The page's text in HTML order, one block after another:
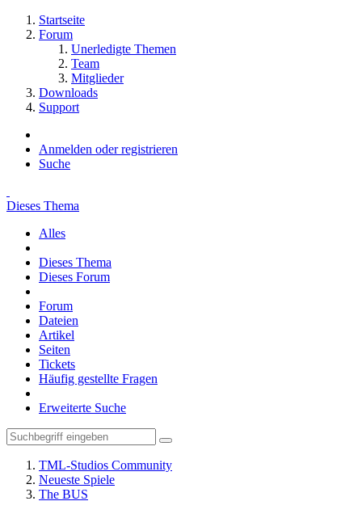
Startseite
Forum
Unerledigte Themen
Team
Mitglieder
Downloads
Support
Anmelden oder registrieren
Suche
Dieses Thema
Alles
Dieses Thema
Dieses Forum
Forum
Dateien
Artikel
Seiten
Tickets
Häufig gestellte Fragen
Erweiterte Suche
TML-Studios Community
Neueste Spiele
The BUS